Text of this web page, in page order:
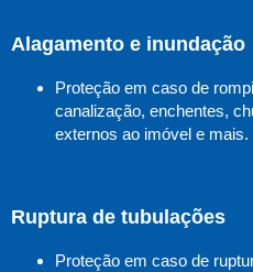
Alagamento e inundação
Proteção em caso de
canalização, enchentes,
externos ao imóvel e mais.
Ruptura de tubulações
Proteção em caso de